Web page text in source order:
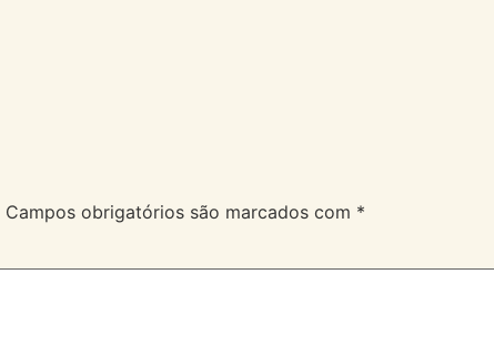
Campos obrigatórios são marcados com *